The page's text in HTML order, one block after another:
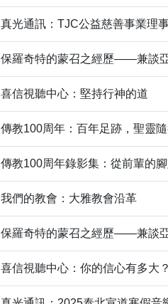
真光通訊：TJC公益慈善事業理
保羅奇特的蒙召之經歷——兼談
喜信視聽中心：堅持行神的道
傳教100周年：百年足跡，聖靈
傳教100周年錄影集：從前輩的
我們的教會：大雅教會沿革
保羅奇特的蒙召之經歷——兼談
喜信視聽中心：你的信心有多大？